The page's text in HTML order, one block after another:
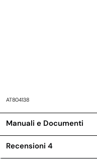
AT804138
Manuali e Documenti
Recensioni 4